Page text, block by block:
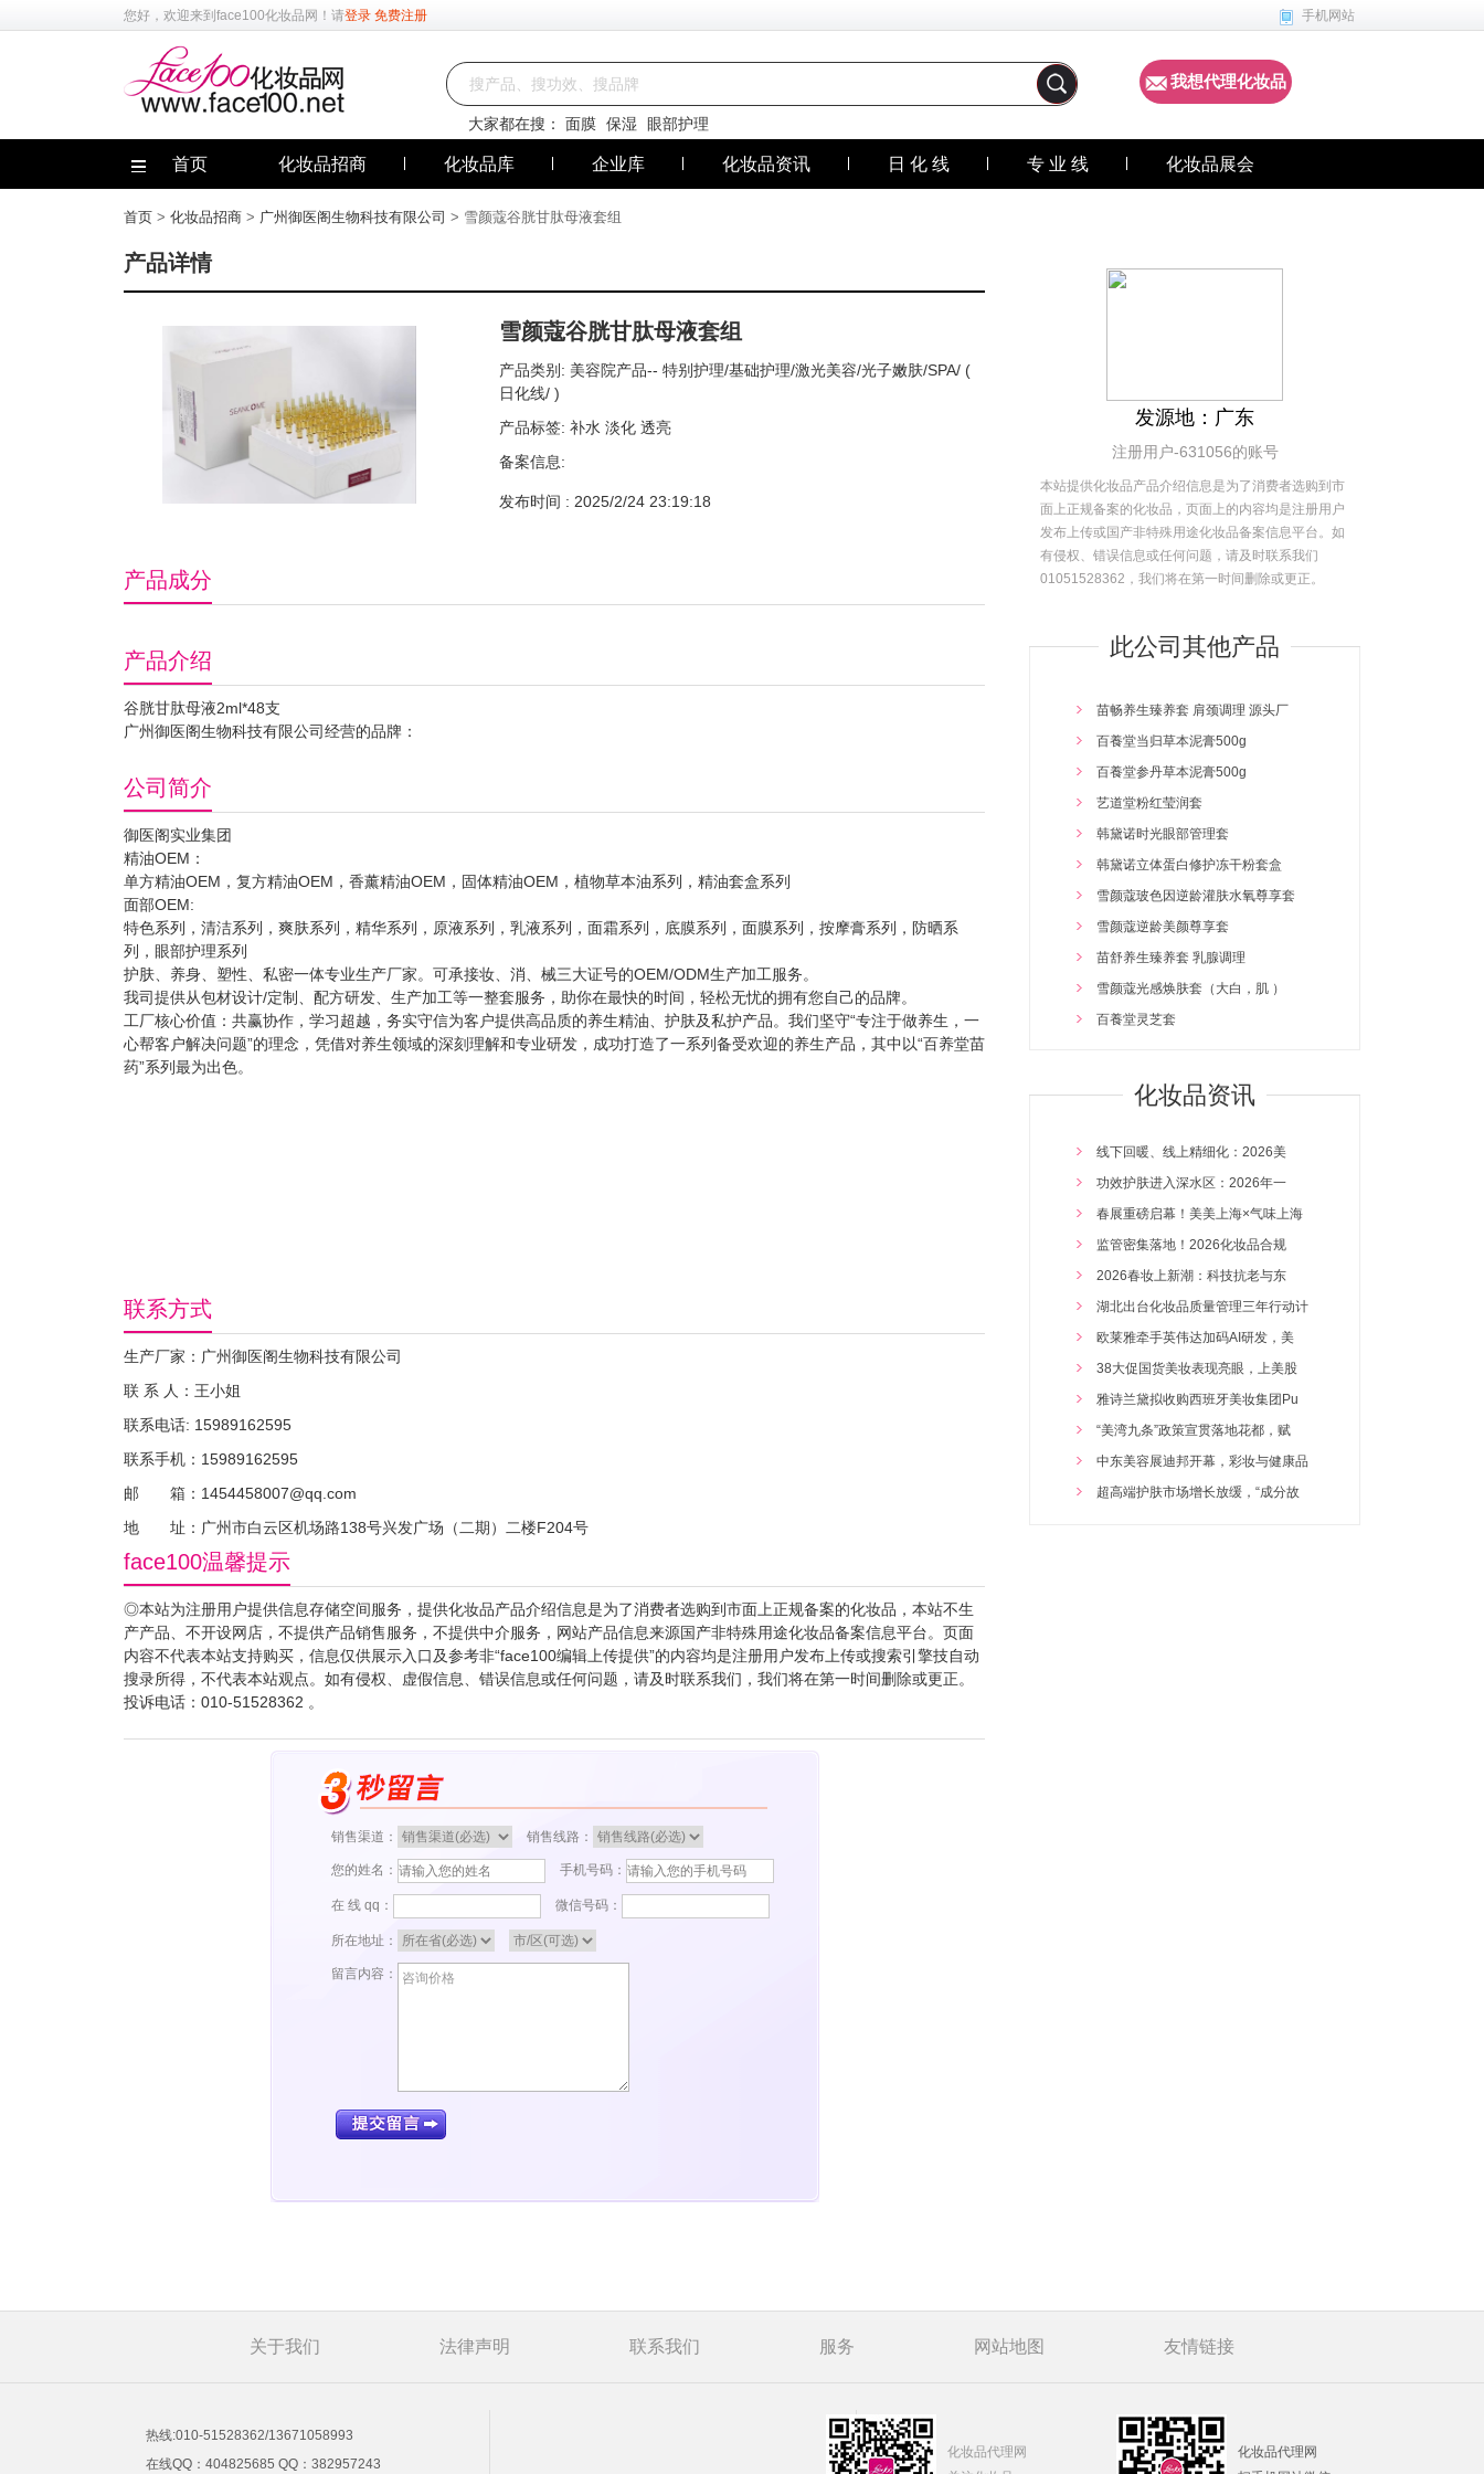
手机网站
您好，欢迎来到 face100化妆品网 ！请登录 免费注册
大家都在搜： 面膜 保湿 眼部护理
我想代理化妆品
首页 化妆品招商 化妆品库 企业库 化妆品资讯 日 化 线 专 业 线 化妆品展会
首页 > 化妆品招商 > 广州御医阁生物科技有限公司 > 雪颜蔻谷胱甘肽母液套组
产品详情
雪颜蔻谷胱甘肽母液套组
产品类别: 美容院产品-- 特别护理/基础护理/激光美容/光子嫩肤/SPA/ (
日化线/ )
产品标签: 补水 淡化 透亮
备案信息:
发布时间 : 2025/2/24 23:19:18
产品成分
产品介绍
谷胱甘肽母液2ml*48支
广州御医阁生物科技有限公司经营的品牌：
公司简介
御医阁实业集团
精油OEM：
单方精油OEM，复方精油OEM，香薰精油OEM，固体精油OEM，植物草本油系列，精油套盒系列
面部OEM:
特色系列，清洁系列，爽肤系列，精华系列，原液系列，乳液系列，面霜系列，底膜系列，面膜系列，按摩膏系列，防晒系
列，眼部护理系列
护肤、养身、塑性、私密一体专业生产厂家。可承接妆、消、械三大证号的OEM/ODM生产加工服务。
我司提供从包材设计/定制、配方研发、生产加工等一整套服务，助你在最快的时间，轻松无忧的拥有您自己的品牌。
工厂核心价值：共赢协作，学习超越，务实守信为客户提供高品质的养生精油、护肤及私护产品。我们坚守“专注于做养生，一
心帮客户解决问题”的理念，凭借对养生领域的深刻理解和专业研发，成功打造了一系列备受欢迎的养生产品，其中以“百养堂苗
药”系列最为出色。
联系方式
生产厂家：广州御医阁生物科技有限公司
联 系 人：王小姐
联系电话: 15989162595
联系手机：15989162595
邮 箱：1454458007@qq.com
地 址：广州市白云区机场路138号兴发广场（二期）二楼F204号
face100温馨提示
◎本站为注册用户提供信息存储空间服务，提供化妆品产品介绍信息是为了消费者选购到市面上正规备案的化妆品，本站不生
产产品、不开设网店，不提供产品销售服务，不提供中介服务，网站产品信息来源国产非特殊用途化妆品备案信息平台。页面
内容不代表本站支持购买，信息仅供展示入口及参考非“face100编辑上传提供”的内容均是注册用户发布上传或搜索引擎技自动
搜录所得，不代表本站观点。如有侵权、虚假信息、错误信息或任何问题，请及时联系我们，我们将在第一时间删除或更正。
投诉电话：010-51528362 。
销售渠道： 销售线路：
您的姓名： 手机号码：
在 线 qq： 微信号码：
所在地址：
留言内容：
发源地：广东
注册用户-631056的账号
本站提供化妆品产品介绍信息是为了消费者选购到市
面上正规备案的化妆品，页面上的内容均是注册用户
发布上传或国产非特殊用途化妆品备案信息平台。如
有侵权、错误信息或任何问题，请及时联系我们
01051528362，我们将在第一时间删除或更正。
此公司其他产品
苗畅养生臻养套 肩颈调理 源头厂
百養堂当归草本泥膏500g
百養堂参丹草本泥膏500g
艺道堂粉红莹润套
韩黛诺时光眼部管理套
韩黛诺立体蛋白修护冻干粉套盒
雪颜蔻玻色因逆龄灌肤水氧尊享套
雪颜蔻逆龄美颜尊享套
苗舒养生臻养套 乳腺调理
雪颜蔻光感焕肤套（大白，肌 ）
百養堂灵芝套
金元素五行泥膏500
百养堂瑶浴套盒
百养堂佰草膏500G
土元素五行泥膏500
百養堂藏红花套
水元素五行泥膏500
韩黛诺蓝铜肽冻干粉
韩黛诺水动力水氧保湿套组
雪颜蔻水润保湿霜
雪颜蔻复合肽喷雾水
雪颜蔻二裂酵母精华液
雪颜蔻眼部奢华专属管理套
兰黛美山茶花润肤油
百养堂绿色盒植物精油套盒
雪颜蔻富勒烯优化管理套
化妆品资讯
线下回暖、线上精细化：2026美
2026/4/14 16:47:35
功效护肤进入深水区：2026年一
2026/4/14 16:46:53
春展重磅启幕！美美上海×气味上海
2026/4/14 16:46:07
监管密集落地！2026化妆品合规
2026/4/14 16:45:17
2026春妆上新潮：科技抗老与东
2026/4/14 16:44:23
湖北出台化妆品质量管理三年行动计
2026/3/24 16:32:05
欧莱雅牵手英伟达加码AI研发，美
2026/3/24 16:30:30
38大促国货美妆表现亮眼，上美股
2026/3/24 16:29:32
雅诗兰黛拟收购西班牙美妆集团Pu
2026/3/24 16:28:41
“美湾九条”政策宣贯落地花都，赋
2026/3/24 16:27:51
中东美容展迪邦开幕，彩妆与健康品
2025/10/27 19:18:49
超高端护肤市场增长放缓，“成分故
关于我们 法律声明 联系我们 服务 网站地图 友情链接
热线:010-51528362/13671058993
在线QQ：404825685 QQ：382957243
化妆品代理网
化妆品代理网